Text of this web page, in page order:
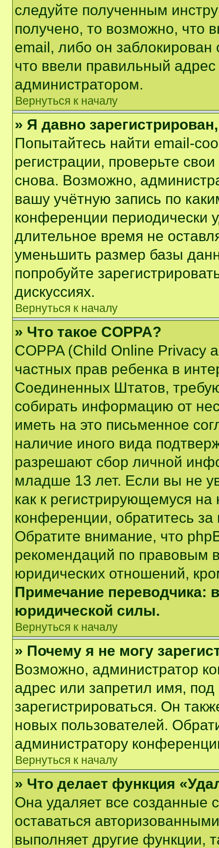
следуйте полученным
получено, то возможно, что
email, либо он
что ввели правильный адрес
администратором.
Вернуться к началу
» Я давно
Попытайтесь найти email-
регистрации, проверьте
снова. Возможно,
вашу учётную запись по
конференции периодически
длительное время не
уменьшить размер базы
попробуйте
дискуссиях.
Вернуться к началу
» Что такое COPPA?
COPPA (Child Online Privacy
частных прав ребенка в
Соединенных Штатов,
собирать информацию от
иметь на это письменное
наличие иного вида
разрешают сбор личной
младше 13 лет. Если вы не
как к регистрирующемуся
конференции, обратитесь
Обратите внимание, что
рекомендаций по правовым
юридических отношений,
Примечание переводчика:
юридической силы.
Вернуться к началу
» Почему я не могу
Возможно, администратор
адрес или запретил имя,
зарегистрироваться. Он
новых пользователей.
администратору
Вернуться к началу
» Что делает функция
Она удаляет все созданные
оставаться
выполняет другие функции,